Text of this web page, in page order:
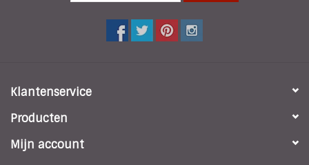
Klantenservice
Producten
Mijn account